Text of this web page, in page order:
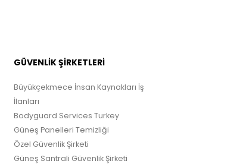
GÜVENLİK ŞİRKETLERİ
Büyükçekmece İnsan Kaynakları İş
İlanları
Bodyguard Services Turkey
Güneş Panelleri Temizliği
Özel Güvenlik Şirketi
Güneş Santrali Güvenlik Şirketi